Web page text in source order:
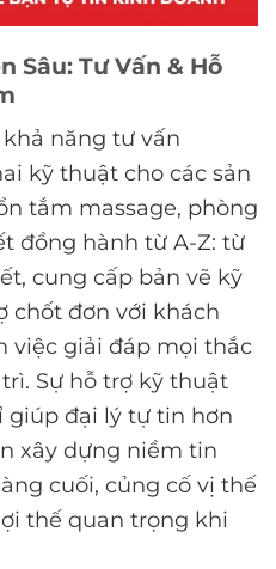
Sâu: Tư Vấn & Hỗ
năng tư vấn
kỹ thuật cho các sản
tắm massage, phòng
đồng hành từ A-Z: từ
cung cấp bản vẽ kỹ
chốt đơn với khách
việc giải đáp mọi thắc
Sự hỗ trợ kỹ thuật
đại lý tự tin hơn
xây dựng niềm tin
cuối, củng cố vị thế
thế quan trọng khi